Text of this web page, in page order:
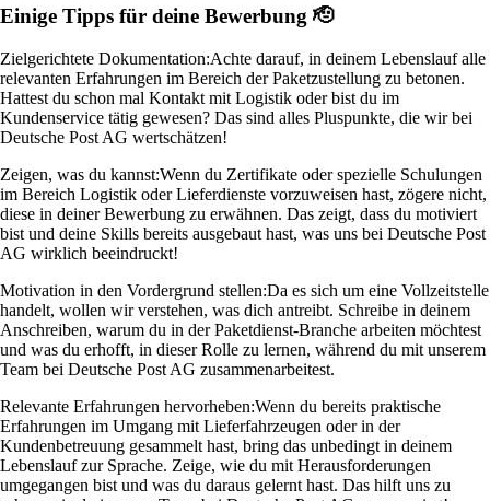
Einige Tipps für deine Bewerbung 🫡
Zielgerichtete Dokumentation:Achte darauf, in deinem Lebenslauf alle
relevanten Erfahrungen im Bereich der Paketzustellung zu betonen.
Hattest du schon mal Kontakt mit Logistik oder bist du im
Kundenservice tätig gewesen? Das sind alles Pluspunkte, die wir bei
Deutsche Post AG wertschätzen!
Zeigen, was du kannst:Wenn du Zertifikate oder spezielle Schulungen
im Bereich Logistik oder Lieferdienste vorzuweisen hast, zögere nicht,
diese in deiner Bewerbung zu erwähnen. Das zeigt, dass du motiviert
bist und deine Skills bereits ausgebaut hast, was uns bei Deutsche Post
AG wirklich beeindruckt!
Motivation in den Vordergrund stellen:Da es sich um eine Vollzeitstelle
handelt, wollen wir verstehen, was dich antreibt. Schreibe in deinem
Anschreiben, warum du in der Paketdienst-Branche arbeiten möchtest
und was du erhofft, in dieser Rolle zu lernen, während du mit unserem
Team bei Deutsche Post AG zusammenarbeitest.
Relevante Erfahrungen hervorheben:Wenn du bereits praktische
Erfahrungen im Umgang mit Lieferfahrzeugen oder in der
Kundenbetreuung gesammelt hast, bring das unbedingt in deinem
Lebenslauf zur Sprache. Zeige, wie du mit Herausforderungen
umgegangen bist und was du daraus gelernt hast. Das hilft uns zu